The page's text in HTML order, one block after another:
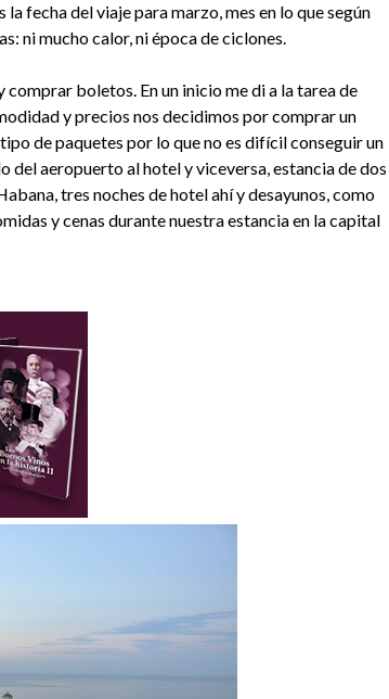
fecha del viaje para marzo, mes en lo que según
ni mucho calor, ni época de ciclones.
comprar boletos. En un inicio me di a la tarea de
y precios nos decidimos por comprar un
de paquetes por lo que no es difícil conseguir un
del aeropuerto al hotel y viceversa, estancia de dos
tres noches de hotel ahí y desayunos, como
y cenas durante nuestra estancia en la capital